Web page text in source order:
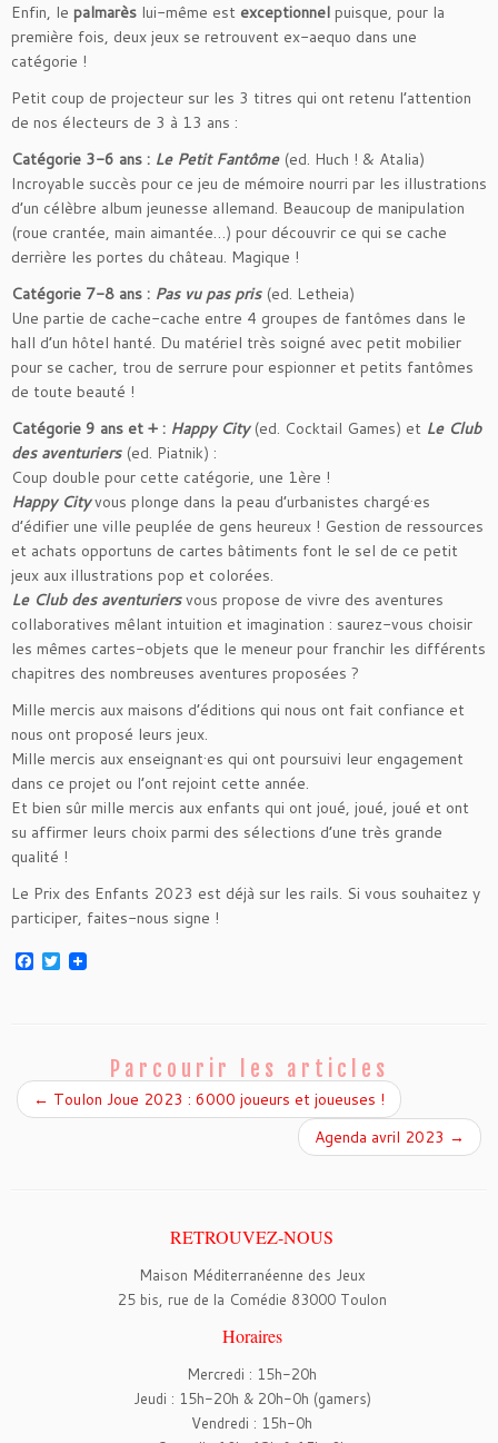
Enfin, le palmarès lui-même est exceptionnel puisque, pour la
première fois, deux jeux se retrouvent ex-aequo dans une
catégorie !
Petit coup de projecteur sur les 3 titres qui ont retenu l’attention
de nos électeurs de 3 à 13 ans :
Catégorie 3-6 ans : Le Petit Fantôme(ed. Huch ! & Atalia)
Incroyable succès pour ce jeu de mémoire nourri par les illustrations
d’un célèbre album jeunesse allemand. Beaucoup de manipulation
(roue crantée, main aimantée…) pour découvrir ce qui se cache
derrière les portes du château. Magique !
Catégorie 7-8 ans : Pas vu pas pris(ed. Letheia)
Une partie de cache-cache entre 4 groupes de fantômes dans le
hall d’un hôtel hanté. Du matériel très soigné avec petit mobilier
pour se cacher, trou de serrure pour espionner et petits fantômes
de toute beauté !
Catégorie 9 ans et + : Happy City(ed. Cocktail Games) et Le Club
des aventuriers(ed. Piatnik) :
Coup double pour cette catégorie, une 1ère !
Happy City vous plonge dans la peau d’urbanistes chargé·es
d’édifier une ville peuplée de gens heureux ! Gestion de ressources
et achats opportuns de cartes bâtiments font le sel de ce petit
jeux aux illustrations pop et colorées.
Le Club des aventuriersvous propose de vivre des aventures
collaboratives mêlant intuition et imagination : saurez-vous choisir
les mêmes cartes-objets que le meneur pour franchir les différents
chapitres des nombreuses aventures proposées ?
Mille mercis aux maisons d’éditions qui nous ont fait confiance et
nous ont proposé leurs jeux.
Mille mercis aux enseignant·es qui ont poursuivi leur engagement
dans ce projet ou l’ont rejoint cette année.
Et bien sûr mille mercis aux enfants qui ont joué, joué, joué et ont
su affirmer leurs choix parmi des sélections d’une très grande
qualité !
Le Prix des Enfants 2023 est déjà sur les rails. Si vous souhaitez y
participer, faites-nous signe !
F
k
T
w
Parcourir les articles
← Toulon Joue 2023 : 6000 joueurs et joueuses !
Agenda avril 2023 →
RETROUVEZ-NOUS
Maison Méditerranéenne des Jeux
25 bis, rue de la Comédie 83000 Toulon
Horaires
Mercredi : 15h-20h
Jeudi : 15h-20h & 20h-0h (gamers)
Vendredi : 15h-0h